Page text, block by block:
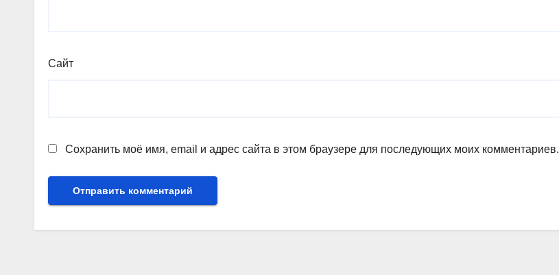
Сайт
Сохранить моё имя, email и адрес сайта в этом браузере для последующих моих комментариев.